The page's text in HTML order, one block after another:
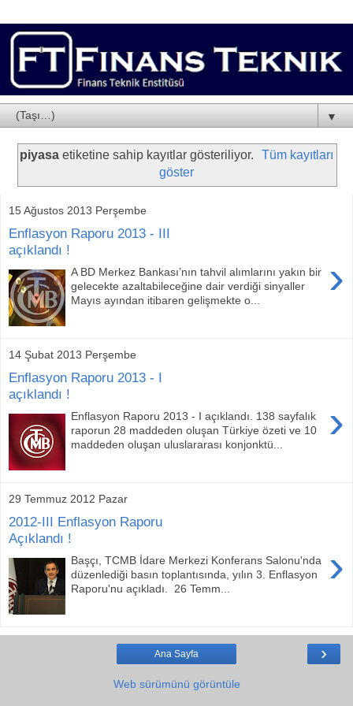
▼
piyasaetiketine sahip kayıtlar gösteriliyor.
Tüm kayıtları
göster
15 Ağustos 2013 Perşembe
Enflasyon Raporu 2013 - III
açıklandı !
›
A BD Merkez Bankası’nın tahvil alımlarını yakın bir
gelecekte azaltabileceğine dair verdiği sinyaller
Mayıs ayından itibaren gelişmekte o...
14 Şubat 2013 Perşembe
Enflasyon Raporu 2013 - I
açıklandı !
›
Enflasyon Raporu 2013 - I açıklandı. 138 sayfalık
raporun 28 maddeden oluşan Türkiye özeti ve 10
maddeden oluşan uluslararası konjonktü...
29 Temmuz 2012 Pazar
2012-III Enflasyon Raporu
Açıklandı !
›
Başçı, TCMB İdare Merkezi Konferans Salonu'nda
düzenlediği basın toplantısında, yılın 3. Enflasyon
Raporu'nu açıkladı. 26 Temm...
›
Ana Sayfa
Web sürümünü görüntüle